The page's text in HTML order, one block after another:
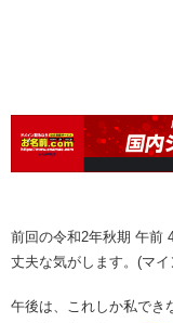
前回の令和2年秋期 午前
丈夫な気がします。(マ
午後は、これしか私でき